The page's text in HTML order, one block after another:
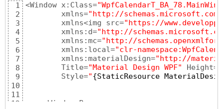
51
52
53
54
55
56
57
58
                        <Setter Property=
                        <Setter TargetName=
                    </Trigger>
</
            </ControlTemplate>
        </Setter.Value>
    </Setter>
1
2
3
4
5
6
7
8
9
10
11
12
<Window x:Class=
        xmlns=
"http://
        xmlns<img src=
"https://
        xmlns:d=
"http://
        xmlns:mc=
"http://
        xmlns:local=
"clr-
        xmlns:materialDesign=
"http://
        Title=
"Material Design WPF" Height=
        Style=
"{StaticResource
    <Window.Resources>